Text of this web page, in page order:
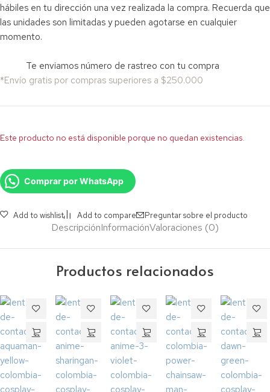
hábiles en tu dirección una vez realizada la compra. Recuerda que
las unidades son limitadas y pueden agotarse en cualquier
momento.
Te enviamos número de rastreo con tu compra
*Envío gratis por compras superiores a $250.000
Este producto no está disponible porque no quedan existencias.
Comprar por WhatsApp
Add to wishlist Add to compare Preguntar sobre el producto
DescripciónInformaciónValoraciones (0)
Productos relacionados